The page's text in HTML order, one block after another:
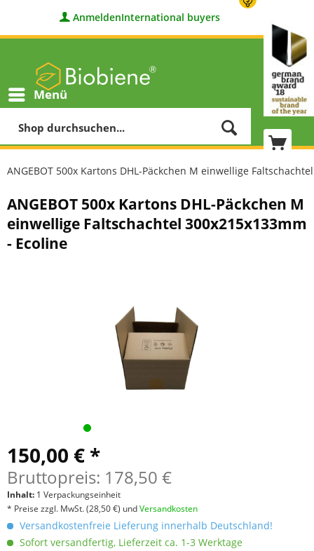
AnmeldenInternational buyers
Menü
ANGEBOT 500x Kartons DHL-Päckchen M einwellige
ANGEBOT 500x Kartons DHL-Päckchen M
einwellige Faltschachtel 300x215x133mm
- Ecoline
150,00 € *
Bruttopreis: 178,50 €
Inhalt: 1 Verpackungseinheit
* Preise zzgl. MwSt.(28,50 €) undVersandkosten
Versandkostenfreie Lieferung innerhalb Deutschland!
Sofort versandfertig, Lieferzeit ca. 1-3 Werktage